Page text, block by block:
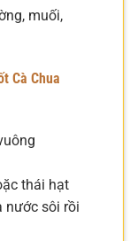
muối,
Cà Chua
thái hạt
nước sôi rồi